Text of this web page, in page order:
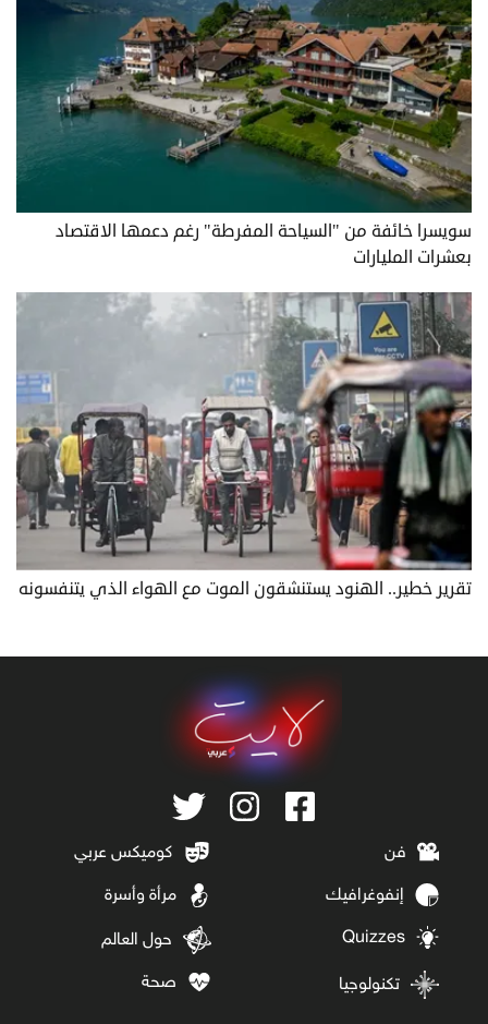
سويسرا خائفة من "السياحة المفرطة" رغم دعمها الاقتصاد
بعشرات المليارات
تقرير خطير.. الهنود يستنشقون الموت مع الهواء الذي يتنفسونه
فن كوميكس عربي
إنفوغرافيك مرأة وأسرة
Quizzes حول العالم
تكنولوجيا صحة